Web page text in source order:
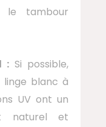
le tambour
: Si possible,
blanc à
UV ont un
naturel et